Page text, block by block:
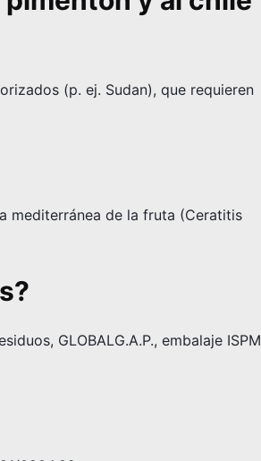
(p. ej. Sudan), que requieren
mediterránea de la fruta (Ceratitis
GLOBALG.A.P., embalaje ISPM